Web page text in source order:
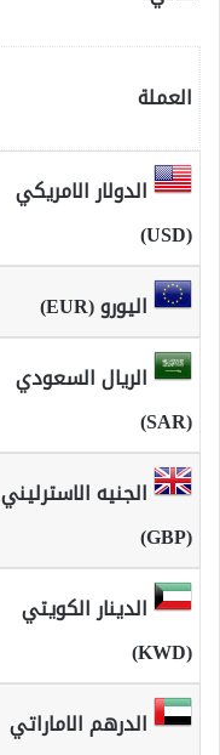
العملة
الدولار الامريكي
(USD)
اليورو (EUR)
الريال السعودي
(SAR)
الجنيه الاسترليني
(GBP)
الدينار الكويتي
(KWD)
الدرهم الاماراتي